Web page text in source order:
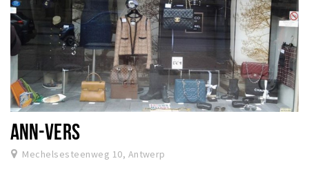
ANN-VERS
Mechelsesteenweg 10, Antwerp